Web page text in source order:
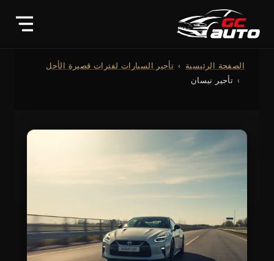
الصفحة الرئيسية
تأجير السيارات لفترات قصيرة الأجل
تأجير نيسان